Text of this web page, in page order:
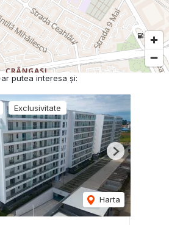
putea interesa și:
Exclusivitate
Harta
Next